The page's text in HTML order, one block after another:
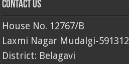
Contact Us
House No. 12767/B
Laxmi Nagar Mudalgi-591312
District: Belagavi